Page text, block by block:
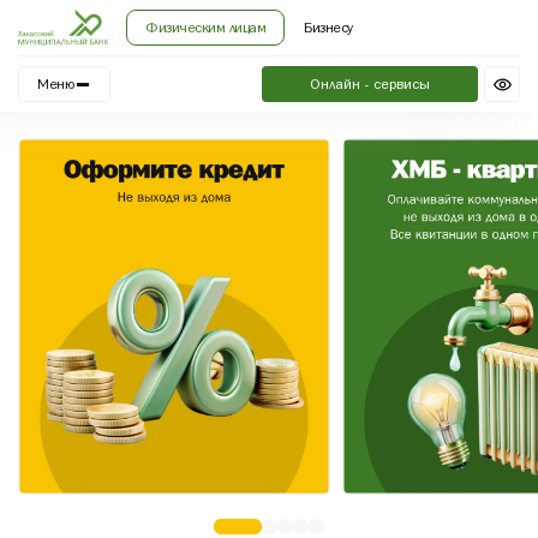
Физическим лицам Бизнесу
Меню Онлайн - сервисы